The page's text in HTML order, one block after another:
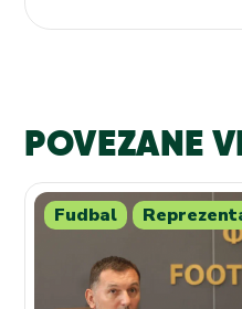
POVEZANE
Fudbal